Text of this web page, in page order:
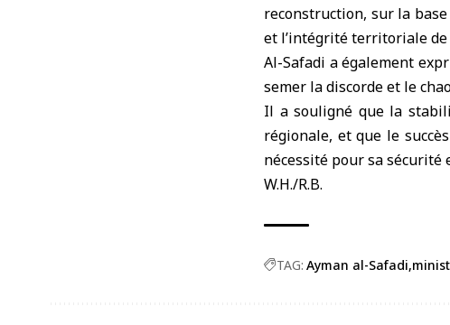
reconstruction, sur la
et l’intégrité territoriale de
Al-Safadi a également
semer la discorde et le
Il a souligné que la
régionale, et que le
nécessité pour sa sécurité
W.H./R.B.
TAG: Ayman al-Safadi